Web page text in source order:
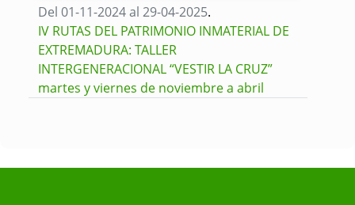
Del 01-11-2024 al 29-04-2025.
IV RUTAS DEL PATRIMONIO INMATERIAL DE
EXTREMADURA: TALLER
INTERGENERACIONAL “VESTIR LA CRUZ”
martes y viernes de noviembre a abril